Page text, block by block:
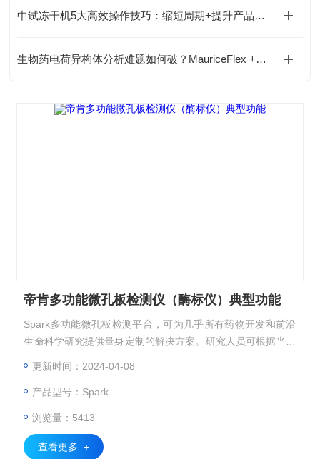
中试冻干机5大高效操作技巧：缩短周期+提升产品均匀性
生物药电荷异构体分析难题如何破？MauriceFlex +MS来解锁！
帝肯多功能微孔板检测仪（酶标仪）典型功能
Spark多功能微孔板检测平台，可为几乎所有药物开发和前沿
生命科学研究提供量身定制的解决方案。研究人员可根据当前
更新时间：2024-04-08
产品型号：Spark
浏览量：5413
查看更多 +